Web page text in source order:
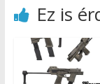
Ez is